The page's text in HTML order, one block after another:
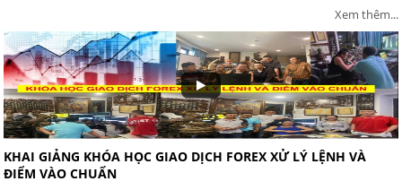
Xem thêm...
KHAI GIẢNG KHÓA HỌC GIAO DỊCH FOREX XỬ LÝ LỆNH VÀ
ĐIỂM VÀO CHUẨN